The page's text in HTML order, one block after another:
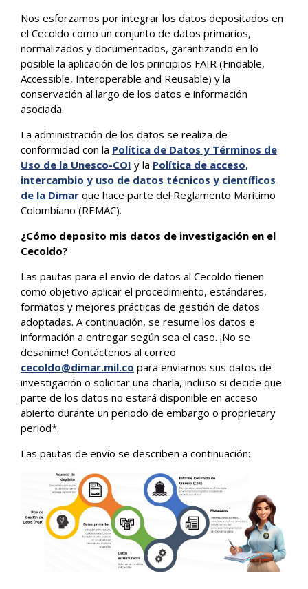
Nos esforzamos por integrar los datos depositados en
el Cecoldo como un conjunto de datos primarios,
normalizados y documentados, garantizando en lo
posible la aplicación de los principios FAIR (Findable,
Accessible, Interoperable and Reusable) y la
conservación al largo de los datos e información
asociada.
La administración de los datos se realiza de
conformidad con la Política de Datos y Términos de
Uso de la Unesco-COI y la Política de acceso,
intercambio y uso de datos técnicos y científicos
de la Dimar que hace parte del Reglamento Marítimo
Colombiano (REMAC).
¿Cómo deposito mis datos de investigación en el
Cecoldo?
Las pautas para el envío de datos al Cecoldo tienen
como objetivo aplicar el procedimiento, estándares,
formatos y mejores prácticas de gestión de datos
adoptadas. A continuación, se resume los datos e
información a entregar según sea el caso. ¡No se
desanime! Contáctenos al correo
cecoldo@dimar.mil.co para enviarnos sus datos de
investigación o solicitar una charla, incluso si decide que
parte de los datos no estará disponible en acceso
abierto durante un periodo de embargo o proprietary
period*.
Las pautas de envío se describen a continuación: